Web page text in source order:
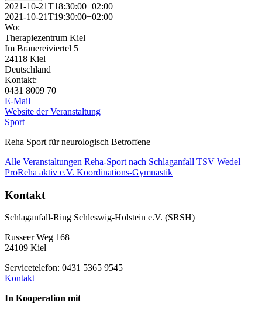
2021-10-21T18:30:00+02:00
2021-10-21T19:30:00+02:00
Wo:
Therapiezentrum Kiel
Im Brauereiviertel 5
24118 Kiel
Deutschland
Kontakt:
0431 8009 70
E-Mail
Website der Veranstaltung
Sport
Reha Sport für neurologisch Betroffene
Alle Veranstaltungen Reha-Sport nach Schlaganfall TSV Wedel
ProReha aktiv e.V. Koordinations-Gymnastik
Kontakt
Schlaganfall-Ring Schleswig-Holstein e.V. (SRSH)
Russeer Weg 168
24109 Kiel
Servicetelefon: 0431 5365 9545
Kontakt
In Kooperation mit